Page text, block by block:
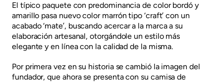
El típico paquete con predominancia de color bordó y
amarillo pasa nuevo color marrón tipo ‘craft’ con un
acabado ‘mate’, buscando acercar a la marca a su
elaboración artesanal, otorgándole un estilo más
elegante y en línea con la calidad de la misma.
Por primera vez en su historia se cambió la imagen del
fundador, que ahora se presenta con su camisa de